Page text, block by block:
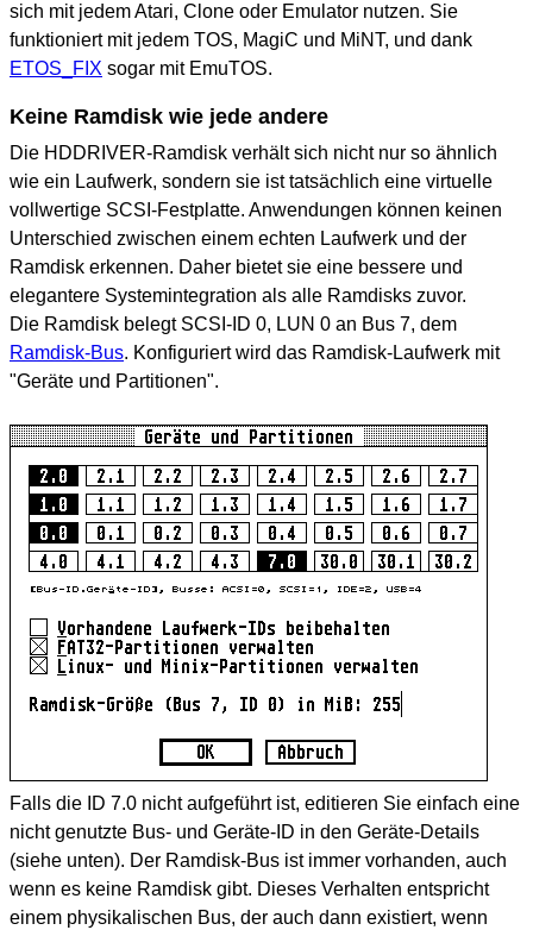
sich mit jedem Atari, Clone oder Emulator nutzen. Sie
funktioniert mit jedem TOS, MagiC und MiNT, und dank
ETOS_FIX sogar mit EmuTOS.
Keine Ramdisk wie jede andere
Die HDDRIVER-Ramdisk verhält sich nicht nur so ähnlich
wie ein Laufwerk, sondern sie ist tatsächlich eine virtuelle
vollwertige SCSI-Festplatte. Anwendungen können keinen
Unterschied zwischen einem echten Laufwerk und der
Ramdisk erkennen. Daher bietet sie eine bessere und
elegantere Systemintegration als alle Ramdisks zuvor.
Die Ramdisk belegt SCSI-ID 0, LUN 0 an Bus 7, dem
Ramdisk-Bus. Konfiguriert wird das Ramdisk-Laufwerk mit
"Geräte und Partitionen".
Falls die ID 7.0 nicht aufgeführt ist, editieren Sie einfach eine
nicht genutzte Bus- und Geräte-ID in den Geräte-Details
(siehe unten). Der Ramdisk-Bus ist immer vorhanden, auch
wenn es keine Ramdisk gibt. Dieses Verhalten entspricht
einem physikalischen Bus, der auch dann existiert, wenn